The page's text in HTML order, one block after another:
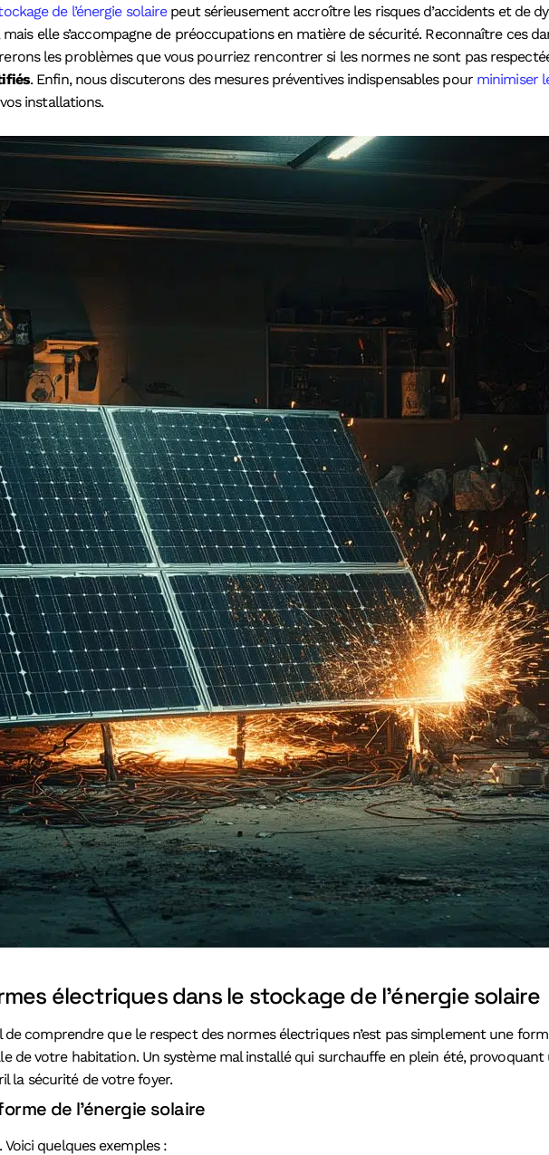
de l’énergie solairepeut sérieusement accroître les risques d’accidents et de
elle s’accompagne de préoccupations en matière de sécurité. Reconnaître ces
les problèmes que vous pourriez rencontrer si les normes ne sont pas
. Enfin, nous discuterons des mesures préventives indispensables pour minimiser
installations.
électriques dans le stockage de l’énergie solaire
de comprendre que le respect des normes électriques n’est pas simplement une
de votre habitation. Un système mal installé qui surchauffe en plein été,
la sécurité de votre foyer.
de l’énergie solaire
quelques exemples :